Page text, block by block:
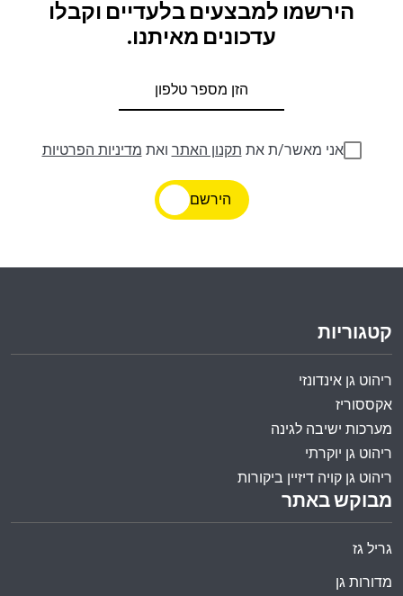
הירשמו למבצעים בלעדיים וקבלו
עדכונים מאיתנו.
אני מאשר/ת את תקנון האתר ואת מדיניות הפרטיות
הירשם
מבוקש באתר
גריל גז
מדורות גן
קטגוריות
ריהוט גן אינדונזי
אקססוריז
מערכות ישיבה לגינה
ריהוט גן יוקרתי
ריהוט גן קויה דיזיין ביקורות